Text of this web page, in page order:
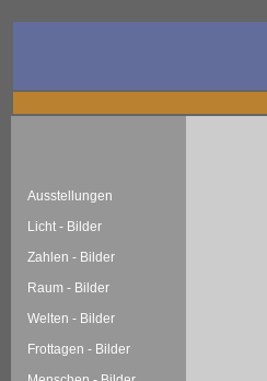
Ausstellungen
Licht - Bilder
Zahlen - Bilder
Raum - Bilder
Welten - Bilder
Frottagen - Bilder